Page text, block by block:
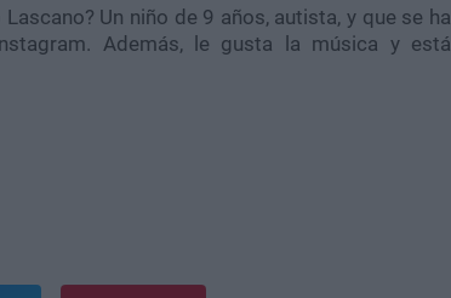
Un niño de 9 años, autista, y que se ha
Además, le gusta la música y está